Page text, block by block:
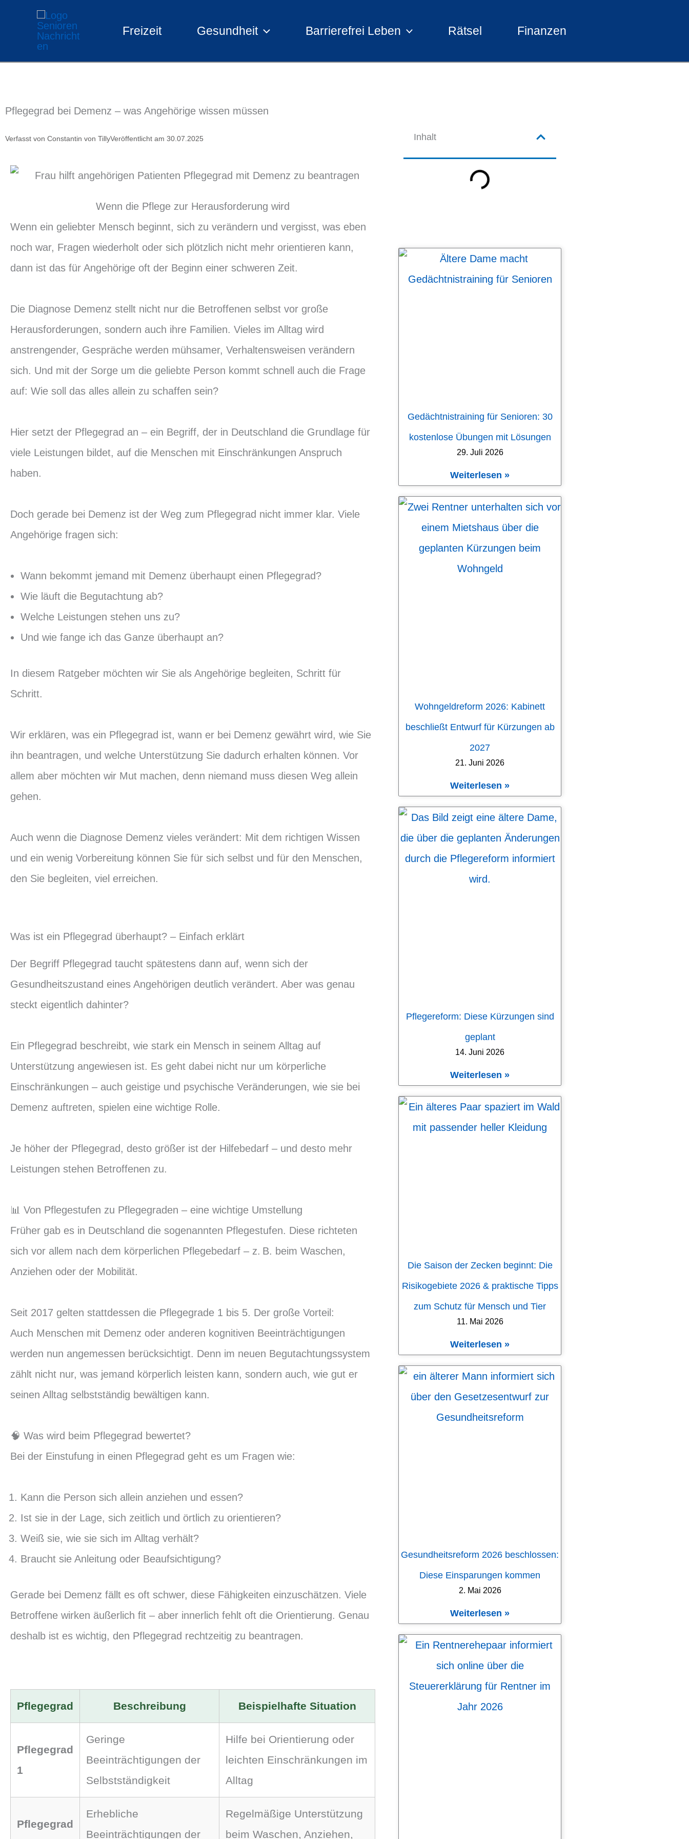
springen
Freizeit Gesundheit Barrierefrei Leben Rätsel Finanzen
Pflegegrad bei Demenz – was Angehörige wissen müssen
Verfasst von Constantin von TillyVeröffentlicht am 30.07.2025
Wenn die Pflege zur Herausforderung wird
Wenn ein geliebter Mensch beginnt, sich zu verändern und vergisst, was eben
noch war, Fragen wiederholt oder sich plötzlich nicht mehr orientieren kann,
dann ist das für Angehörige oft der Beginn einer schweren Zeit.
Die Diagnose Demenz stellt nicht nur die Betroffenen selbst vor große
Herausforderungen, sondern auch ihre Familien. Vieles im Alltag wird
anstrengender, Gespräche werden mühsamer, Verhaltensweisen verändern
sich. Und mit der Sorge um die geliebte Person kommt schnell auch die Frage
auf: Wie soll das alles allein zu schaffen sein?
Hier setzt der Pflegegrad an – ein Begriff, der in Deutschland die Grundlage für
viele Leistungen bildet, auf die Menschen mit Einschränkungen Anspruch
haben.
Doch gerade bei Demenz ist der Weg zum Pflegegrad nicht immer klar. Viele
Angehörige fragen sich:
Wann bekommt jemand mit Demenz überhaupt einen Pflegegrad?
Wie läuft die Begutachtung ab?
Welche Leistungen stehen uns zu?
Und wie fange ich das Ganze überhaupt an?
In diesem Ratgeber möchten wir Sie als Angehörige begleiten, Schritt für
Schritt.
Wir erklären, was ein Pflegegrad ist, wann er bei Demenz gewährt wird, wie Sie
ihn beantragen, und welche Unterstützung Sie dadurch erhalten können. Vor
allem aber möchten wir Mut machen, denn niemand muss diesen Weg allein
gehen.
Auch wenn die Diagnose Demenz vieles verändert: Mit dem richtigen Wissen
und ein wenig Vorbereitung können Sie für sich selbst und für den Menschen,
den Sie begleiten, viel erreichen.
Was ist ein Pflegegrad überhaupt? – Einfach erklärt
Der Begriff Pflegegrad taucht spätestens dann auf, wenn sich der
Gesundheitszustand eines Angehörigen deutlich verändert. Aber was genau
steckt eigentlich dahinter?
Ein Pflegegrad beschreibt, wie stark ein Mensch in seinem Alltag auf
Unterstützung angewiesen ist. Es geht dabei nicht nur um körperliche
Einschränkungen – auch geistige und psychische Veränderungen, wie sie bei
Demenz auftreten, spielen eine wichtige Rolle.
Je höher der Pflegegrad, desto größer ist der Hilfebedarf – und desto mehr
Leistungen stehen Betroffenen zu.
📊 Von Pflegestufen zu Pflegegraden – eine wichtige Umstellung
Früher gab es in Deutschland die sogenannten Pflegestufen. Diese richteten
sich vor allem nach dem körperlichen Pflegebedarf – z. B. beim Waschen,
Anziehen oder der Mobilität.
Seit 2017 gelten stattdessen die Pflegegrade 1 bis 5. Der große Vorteil:
Auch Menschen mit Demenz oder anderen kognitiven Beeinträchtigungen
werden nun angemessen berücksichtigt. Denn im neuen Begutachtungssystem
zählt nicht nur, was jemand körperlich leisten kann, sondern auch, wie gut er
seinen Alltag selbstständig bewältigen kann.
🧠 Was wird beim Pflegegrad bewertet?
Bei der Einstufung in einen Pflegegrad geht es um Fragen wie:
Kann die Person sich allein anziehen und essen?
Ist sie in der Lage, sich zeitlich und örtlich zu orientieren?
Weiß sie, wie sie sich im Alltag verhält?
Braucht sie Anleitung oder Beaufsichtigung?
Gerade bei Demenz fällt es oft schwer, diese Fähigkeiten einzuschätzen. Viele
Betroffene wirken äußerlich fit – aber innerlich fehlt oft die Orientierung. Genau
deshalb ist es wichtig, den Pflegegrad rechtzeitig zu beantragen.
Pflegegrad Beschreibung Beispielhafte Situation
Pflegegrad
1
Geringe
Beeinträchtigungen der
Selbstständigkeit
Hilfe bei Orientierung oder
leichten Einschränkungen im
Alltag
Pflegegrad
Erhebliche
Beeinträchtigungen der
Regelmäßige Unterstützung
beim Waschen, Anziehen,
Inhalt
Gedächtnistraining für Senioren: 30
kostenlose Übungen mit Lösungen
29. Juli 2026
Weiterlesen »
Wohngeldreform 2026: Kabinett
beschließt Entwurf für Kürzungen ab
2027
21. Juni 2026
Weiterlesen »
Pflegereform: Diese Kürzungen sind
geplant
14. Juni 2026
Weiterlesen »
Die Saison der Zecken beginnt: Die
Risikogebiete 2026 & praktische Tipps
zum Schutz für Mensch und Tier
11. Mai 2026
Weiterlesen »
Gesundheitsreform 2026 beschlossen:
Diese Einsparungen kommen
2. Mai 2026
Weiterlesen »